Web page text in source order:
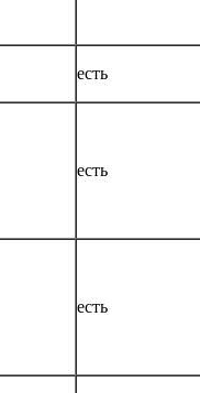
есть
есть
есть